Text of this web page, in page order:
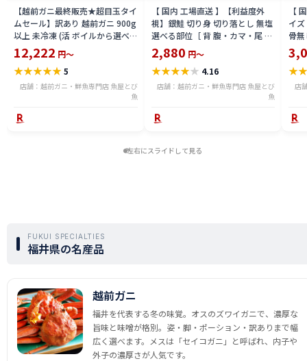
【越前ガニ最終販売★超目玉タイ
ムセール】訳あり 越前ガニ 900g
以上 未冷凍 (活 ボイルから選べ
る) 福井県産 国産 産地直送 脚折
れ 訳ありカニ 越前がに ズワイガ
ニ 越前 かに 送料無料 etz-900w
12,222 円～
★★★★★5
店舗：越前ガニ・鮮魚専門店 魚屋とび
魚
【 国内 工場直送 】【利益度外
視】銀鮭 切り身 切り落とし 無塩
選べる部位［ 背 腹・カマ・尾 ］
600g〜2.4kg 骨取り・骨無し 骨
あり 切り落とし 骨取り・骨無し
切身 ses2301-12ka
2,880 円～
★★★★★ 4.16
店舗：越前ガニ・鮮魚専門店 魚屋とび
魚
【
イ
骨
(真
ライ
★
店
左右にスライドして見る
FUKUI SPECIALTIES
福井県の名産品
越前ガニ
福井を代表する冬の味覚。オスのズワイガニで、濃厚な
旨味と味噌が格別。姿・脚・ポーション・訳ありまで幅
広く選べます。メスは「セイコガニ」と呼ばれ、内子や
外子の濃厚さが人気です。